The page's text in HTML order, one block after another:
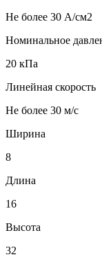
Не более 30 А/см2
Номинальное
20 кПа
Линейная скорость
Не более 30 м/с
Ширина
8
Длина
16
Высота
32